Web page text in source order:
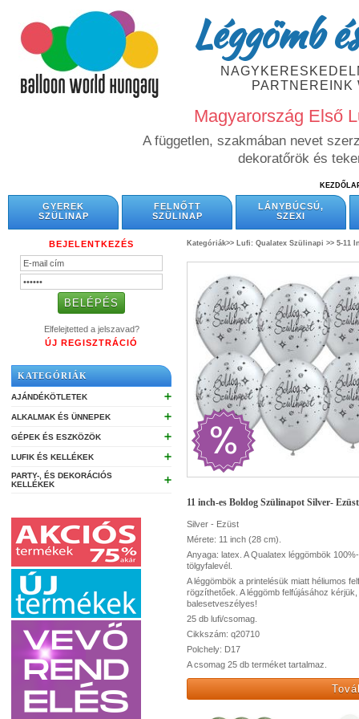
Léggömb
PARTNEREINK
Magyarország Első
A független, szakmában nevet
dekoratőrök és
GYEREK
SZÜLINAP
FELNŐTT
SZÜLINAP
LÁNYBÚCSÚ,
SZEXI
BEJELENTKEZÉS
Elfelejtetted a jelszavad?
ÚJ REGISZTRÁCIÓ
KATEGÓRIÁK
AJÁNDÉKÖTLETEK ➕
ALKALMAK ÉS ÜNNEPEK ➕
GÉPEK ÉS ESZKÖZÖK ➕
LUFIK ÉS KELLÉKEK ➕
PARTY-, ÉS DEKORÁCIÓS
KELLÉKEK
➕
Kategóriák>> Lufi: Qualatex Szülinapi >> 5-11
11 inch-es Boldog Szülinapot Silver-
Silver - Ezüst
Mérete: 11 inch (28 cm).
Anyaga: latex. A Qualatex léggömbök
tölgyfalevél.
A léggömbök a printelésük miatt héliumos
rögzíthetőek. A léggömb felfújásához
balesetveszélyes!
25 db lufi/csomag.
Cikkszám: q20710
Polchely: D17
A csomag 25 db terméket tartalmaz.